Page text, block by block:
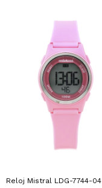
Reloj Mistral LDG-7744-04